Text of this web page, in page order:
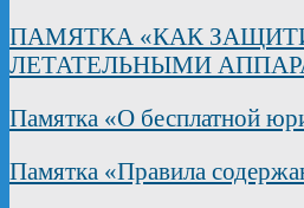
ПАМЯТКА «КАК
ЛЕТАТЕЛЬНЫМИ
Памятка «О бесплатной
Памятка «Правила